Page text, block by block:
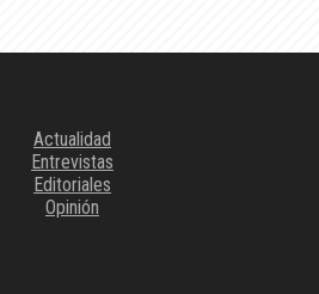
Actualidad
Entrevistas
Editoriales
Opinión